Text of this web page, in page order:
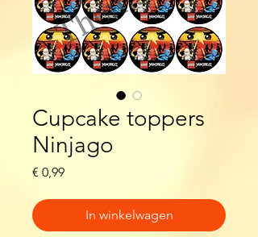
Cupcake toppers
Ninjago
€ 0,99Prijs
In winkelwagen